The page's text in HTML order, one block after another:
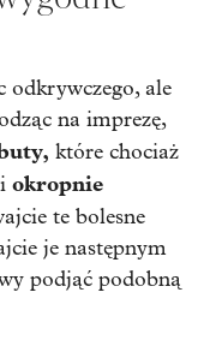
odkrywczego, ale
na imprezę,
które chociaż
okropnie
te bolesne
je następnym
podjąć podobną